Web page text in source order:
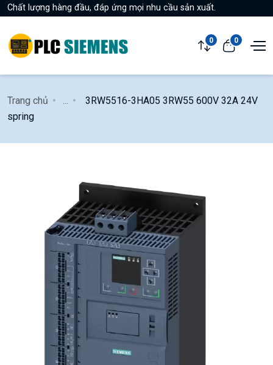
Chất lượng hàng đầu, đáp ứng mọi nhu cầu sản xuất.
0 0
Trang chủ
3RW5516-3HA05 3RW55 600V 32A 24V
spring